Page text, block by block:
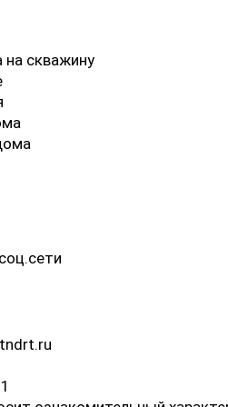
на скважину